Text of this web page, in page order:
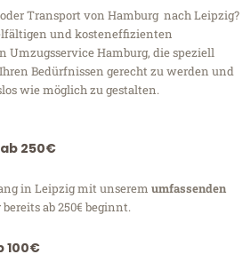
Transport von Hamburg nach Leipzig?
und kosteneffizienten
Umzugsservice Hamburg, die speziell
Bedürfnissen gerecht zu werden und
wie möglich zu gestalten.
250€
in Leipzig mit unserem umfassenden
bereits ab 250€ beginnt.
100€